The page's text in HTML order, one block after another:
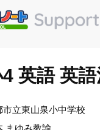
英語 英
市立東山泉小中学校
まゆみ教諭